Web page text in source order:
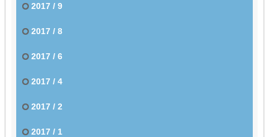
2017 / 9
2017 / 8
2017 / 6
2017 / 4
2017 / 2
2017 / 1